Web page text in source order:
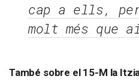
cap a ells,
molt més que
També sobre el 15-M la